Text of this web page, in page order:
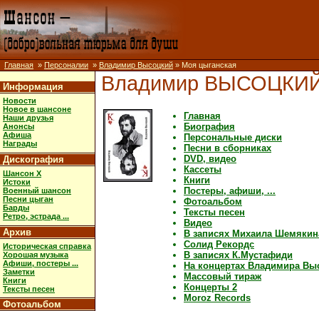
Главная » Персоналии » Владимир Высоцкий » Моя цыганская
Информация
Новости
Новое в шансоне
Наши друзья
Анонсы
Афиша
Награды
Дискография
Шансон X
Истоки
Военный шансон
Песни цыган
Барды
Ретро, эстрада ...
Архив
Историческая справка
Хорошая музыка
Афиши, постеры ...
Заметки
Книги
Тексты песен
Фотоальбом
Владимир
Главная
Биография
Персональные диски
Песни в сборниках
DVD, видео
Кассеты
Книги
Постеры, афиши, ...
Фотоальбом
Тексты песен
Видео
В записях Михаила
Солид Рекордс
В записях К.Мустафиди
На концертах Владимира
Массовый тираж
Концерты 2
Moroz Records